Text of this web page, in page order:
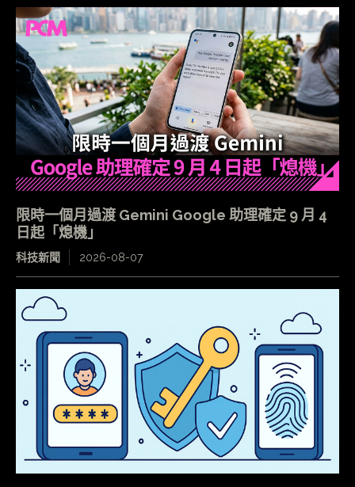
限時一個月過渡 Gemini Google 助理確定 9 月 4
日起「熄機」
科技新聞 2026-08-07